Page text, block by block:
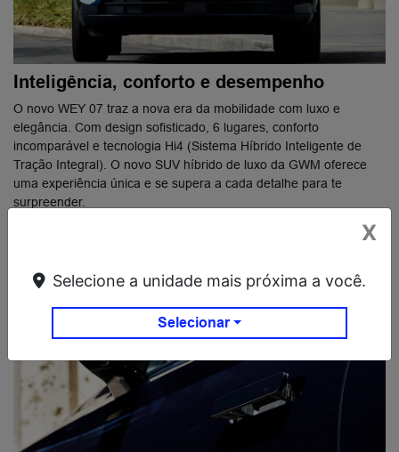
Inteligência, conforto e desempenho
O novo WEY 07 traz a nova era da mobilidade com luxo e
elegância. Com design sofisticado, 6 lugares, conforto ​
incomparável e tecnologia Hi4 (Sistema Híbrido Inteligente de
Tração Integral). O novo SUV híbrido de luxo da ​GWM oferece
uma experiência única e se supera a cada detalhe para te
surpreender.
X
Selecione a unidade mais próxima a você.
Selecionar